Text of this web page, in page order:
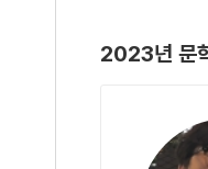
2023년 문